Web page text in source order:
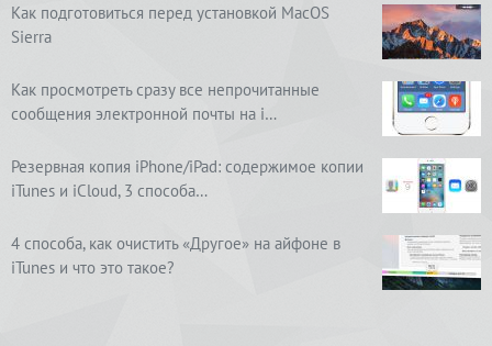
Как подготовиться перед установкой MacOS
Sierra
Как просмотреть сразу все непрочитанные
сообщения электронной почты на i…
Резервная копия iPhone/iPad: содержимое копии
iTunes и iCloud, 3 способа…
4 способа, как очистить «Другое» на айфоне в
iTunes и что это такое?